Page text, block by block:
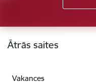
Kājene
Ātrās saites
Vakances